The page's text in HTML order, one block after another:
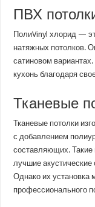
ПВХ
ПолиVinyl хлорид —
натяжных потолков.
сатиновом
кухонь благодаря
Тканевые
Тканевые потолки
с добавлением
составляющих. Такие
лучшие акустические
Однако их установка
профессионального